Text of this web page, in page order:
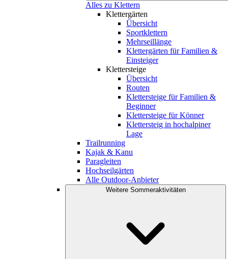
Alles zu Klettern
Klettergärten
Übersicht
Sportklettern
Mehrseillänge
Klettergärten für Familien &
Einsteiger
Klettersteige
Übersicht
Routen
Klettersteige für Familien &
Beginner
Klettersteige für Könner
Klettersteig in hochalpiner
Lage
Trailrunning
Kajak & Kanu
Paragleiten
Hochseilgärten
Alle Outdoor-Anbieter
Weitere Sommeraktivitäten